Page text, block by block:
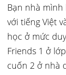
Bạn nhà mình
với tiếng Việt
học ở mức
Friends 1 ở
cuốn 2 ở nhà